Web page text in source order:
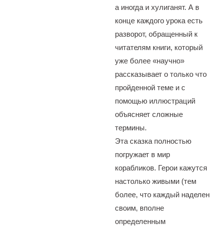
а иногда и хулиганят. А в
конце каждого урока есть
разворот, обращенный к
читателям книги, который
уже более «научно»
рассказывает о только что
пройденной теме и с
помощью иллюстраций
объясняет сложные
термины.
Эта сказка полностью
погружает в мир
корабликов. Герои кажутся
настолько живыми (тем
более, что каждый наделен
своим, вполне
определенным